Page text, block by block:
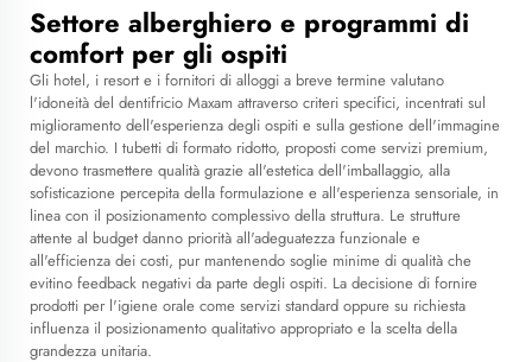
Settore alberghiero e programmi di
comfort per gli ospiti
Gli hotel, i resort e i fornitori di alloggi a breve termine valutano
l'idoneità del dentifricio Maxam attraverso criteri specifici, incentrati sul
miglioramento dell'esperienza degli ospiti e sulla gestione dell'immagine
del marchio. I tubetti di formato ridotto, proposti come servizi premium,
devono trasmettere qualità grazie all'estetica dell'imballaggio, alla
sofisticazione percepita della formulazione e all'esperienza sensoriale, in
linea con il posizionamento complessivo della struttura. Le strutture
attente al budget danno priorità all'adeguatezza funzionale e
all'efficienza dei costi, pur mantenendo soglie minime di qualità che
evitino feedback negativi da parte degli ospiti. La decisione di fornire
prodotti per l'igiene orale come servizi standard oppure su richiesta
influenza il posizionamento qualitativo appropriato e la scelta della
grandezza unitaria.